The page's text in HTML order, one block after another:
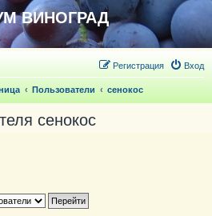
ВИНОГРАД
Вход
Регистрация
Пользователи сенокос
сенокос